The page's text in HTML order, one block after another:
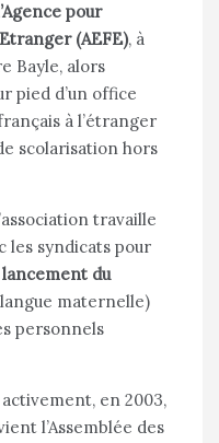
pour
(AEFE), à
Bayle, alors
pied d’un office
à l’étranger
scolarisation hors
travaille
les syndicats pour
du
maternelle)
personnels
en 2003,
l’Assemblée des